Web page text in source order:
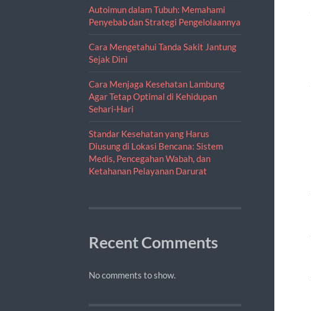
Autoimun dalam Tubuh: Memahami
Penyebab dan Strategi Pengelolaannya
Cara Mengetahui Tanda Sakit Jantung
Sejak Dini
Cara Menjaga Kesehatan Lambung
Agar Tetap Optimal di Kehidupan
Sehari-Hari
Standar Kesehatan yang Harus
Diusung di Lokasi Bencana: Sistem
Medis, Pencegahan Wabah, dan
Ketahanan Pelayanan Darurat
Recent Comments
No comments to show.